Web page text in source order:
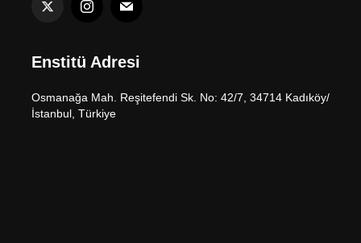
Enstitü Adresi
Osmanağa Mah. Reşitefendi Sk. No: 42/7, 34714 Kadıköy/
İstanbul, Türkiye